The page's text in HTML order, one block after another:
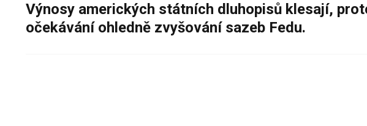
Výnosy amerických státních dluhopisů klesají,
očekávání ohledně zvyšování sazeb Fedu.